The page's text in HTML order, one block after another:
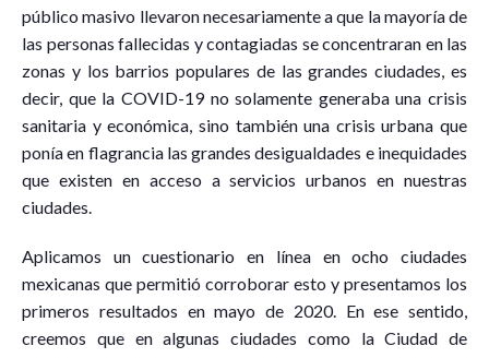
público masivo llevaron necesariamente a que la mayoría de
las personas fallecidas y contagiadas se concentraran en las
zonas y los barrios populares de las grandes ciudades, es
decir, que la COVID-19 no solamente generaba una crisis
sanitaria y económica, sino también una crisis urbana que
ponía en flagrancia las grandes desigualdades e inequidades
que existen en acceso a servicios urbanos en nuestras
ciudades.
Aplicamos un cuestionario en línea en ocho ciudades
mexicanas que permitió corroborar esto y presentamos los
primeros resultados en mayo de 2020. En ese sentido,
creemos que en algunas ciudades como la Ciudad de